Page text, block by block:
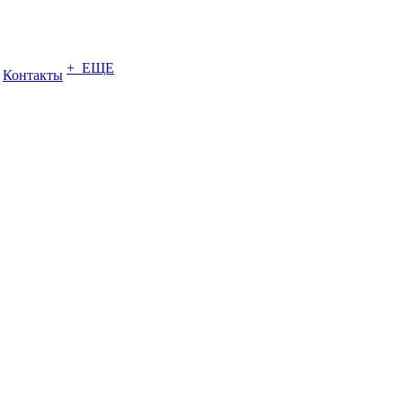
Контакты + ЕЩЕ